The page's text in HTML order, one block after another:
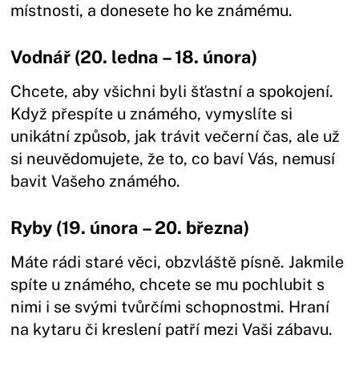
místnosti, a donesete ho ke známému.
Vodnář (20. ledna – 18. února)
Chcete, aby všichni byli šťastní a spokojení.
Když přespíte u známého, vymyslíte si
unikátní způsob, jak trávit večerní čas, ale už
si neuvědomujete, že to, co baví Vás, nemusí
bavit Vašeho známého.
Ryby (19. února – 20. března)
Máte rádi staré věci, obzvláště písně. Jakmile
spíte u známého, chcete se mu pochlubit s
nimi i se svými tvůrčími schopnostmi. Hraní
na kytaru či kreslení patří mezi Vaši zábavu.